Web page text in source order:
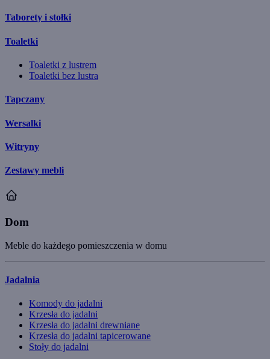
Taborety i stołki
Toaletki
Toaletki z lustrem
Toaletki bez lustra
Tapczany
Wersalki
Witryny
Zestawy mebli
Dom
Meble do każdego pomieszczenia w domu
Jadalnia
Komody do jadalni
Krzesła do jadalni
Krzesła do jadalni drewniane
Krzesła do jadalni tapicerowane
Stoły do jadalni